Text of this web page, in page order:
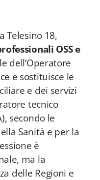
Telesino 18,
OSS e
dell’Operatore
e sostituisce le
e dei servizi
tecnico
secondo le
Sanità e per la
è
ma la
delle Regioni e